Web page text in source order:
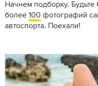
Начнем подборку.
более 100 фотографий
автоспорта. Поехали!